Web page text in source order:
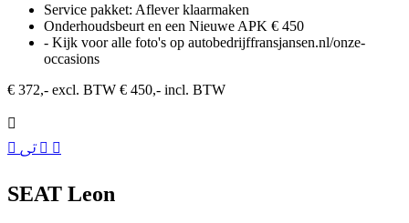
Service pakket: Aflever klaarmaken
Onderhoudsbeurt en een Nieuwe APK € 450
- Kijk voor alle foto's op autobedrijffransjansen.nl/onze-
occasions
€ 372,- excl. BTW € 450,- incl. BTW
SEAT Leon